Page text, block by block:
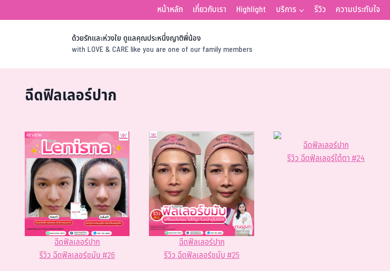
หน้าหลัก เกี่ยวกับเรา Highlight บริการ รีวิว ความประทับใจ
ด้วยรักและห่วงใย ดูแลคุณประหนึ่งญาติพี่น้อง
with LOVE & CARE like you are one of our family members
ฉีดฟิลเลอร์ปาก
ฉีดฟิลเลอร์ปาก
รีวิว ฉีดฟิลเลอร์ขมับ #26
ฉีดฟิลเลอร์ปาก
รีวิว ฉีดฟิลเลอร์ขมับ #25
ฉีดฟิลเลอร์ปาก
รีวิว ฉีดฟิลเลอร์ใต้ตา #24